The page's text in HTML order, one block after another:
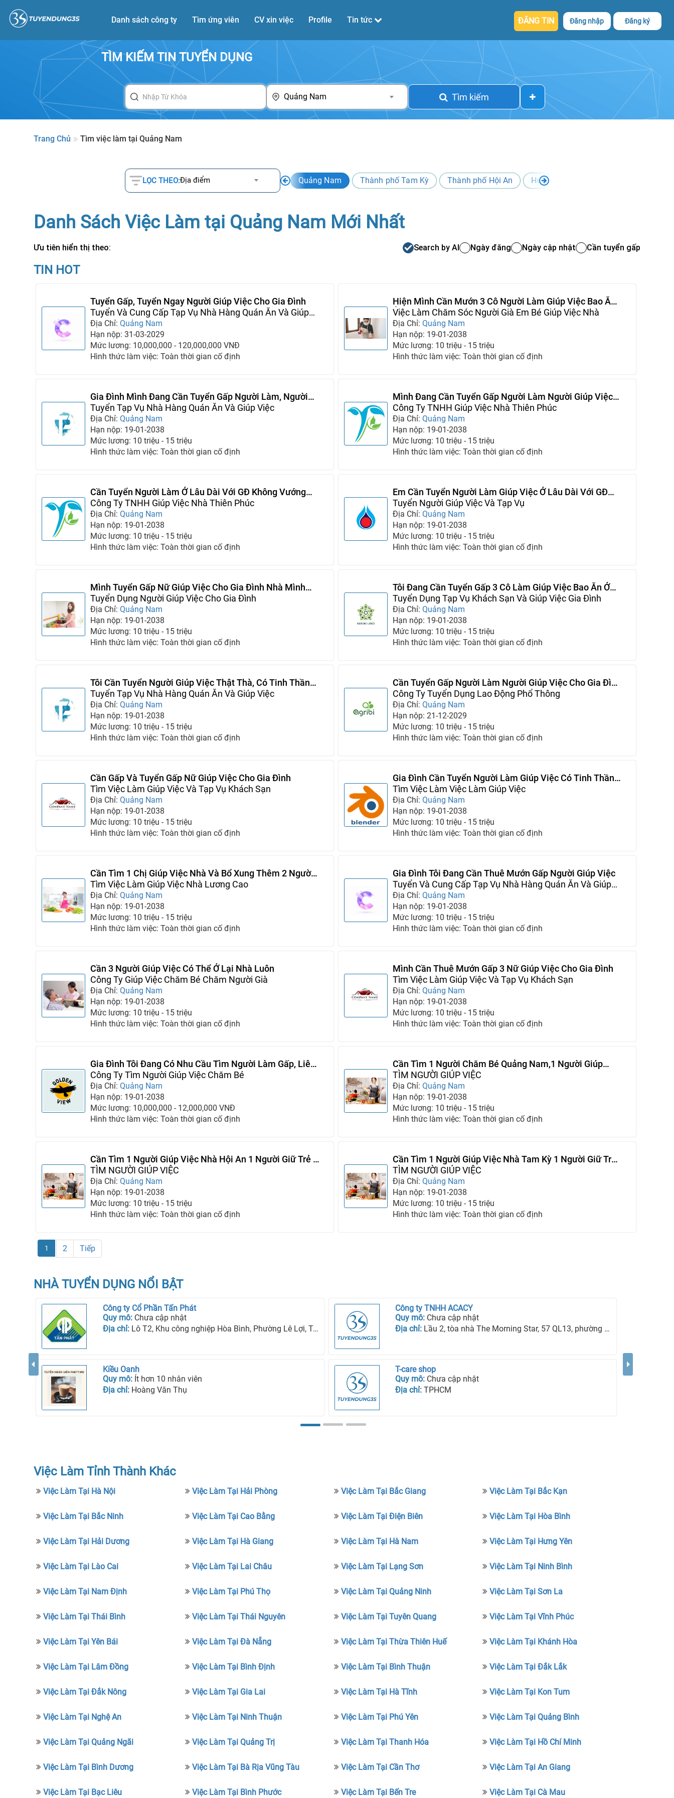
Danh sách công ty Tìm ứng viên CV xin việc Profile Tin tức ĐĂNG TIN Đăng nhập Đăng ký
TÌM KIẾM TIN TUYỂN DỤNG
Quảng Nam Tìm kiếm
Trang Chủ Tìm việc làm tại Quảng Nam
LỌC THEO:Địa điểm Quảng Nam Thành phố Tam Kỳ Thành phố Hội An Huyện Tây Giang
Danh Sách Việc Làm tại Quảng Nam Mới Nhất
Ưu tiên hiển thị theo: Search by AI Ngày đăng Ngày cập nhật Cần tuyển gấp
TIN HOT
Tuyển Gấp, Tuyển Ngay Người Giúp Việc Cho Gia Đình
Tuyển Và Cung Cấp Tạp Vụ Nhà Hàng Quán Ăn Và Giúp
Việc
Địa Chỉ:Quảng Nam
Hạn nộp: 31-03-2029
Mức lương: 10,000,000 - 120,000,000 VNĐ
Hình thức làm việc: Toàn thời gian cố định
Hiện Mình Cần Mướn 3 Cô Người Làm Giúp Việc Bao Ăn
Ở
Việc Làm Chăm Sóc Người Già Em Bé Giúp Việc Nhà
Địa Chỉ: Quảng Nam
Hạn nộp: 19-01-2038
Mức lương: 10 triệu - 15 triệu
Hình thức làm việc: Toàn thời gian cố định
Gia Đình Mình Đang Cần Tuyển Gấp Người Làm, Người
Giúp Việc
Tuyển Tạp Vụ Nhà Hàng Quán Ăn Và Giúp Việc
Địa Chỉ:Quảng Nam
Hạn nộp: 19-01-2038
Mức lương: 10 triệu - 15 triệu
Hình thức làm việc: Toàn thời gian cố định
Mình Đang Cần Tuyển Gấp Người Làm Người Giúp Việc
Cho Gia Đình Mình
Công Ty TNHH Giúp Việc Nhà Thiên Phúc
Địa Chỉ: Quảng Nam
Hạn nộp: 19-01-2038
Mức lương: 10 triệu - 15 triệu
Hình thức làm việc: Toàn thời gian cố định
Cần Tuyển Người Làm Ở Lâu Dài Với GĐ Không Vướng
Bận
Công Ty TNHH Giúp Việc Nhà Thiên Phúc
Địa Chỉ:Quảng Nam
Hạn nộp: 19-01-2038
Mức lương: 10 triệu - 15 triệu
Hình thức làm việc: Toàn thời gian cố định
Em Cần Tuyển Người Làm Giúp Việc Ở Lâu Dài Với GĐ
Không Vướng Bận
Tuyển Người Giúp Việc Và Tạp Vụ
Địa Chỉ: Quảng Nam
Hạn nộp: 19-01-2038
Mức lương: 10 triệu - 15 triệu
Hình thức làm việc: Toàn thời gian cố định
Mình Tuyển Gấp Nữ Giúp Việc Cho Gia Đình Nhà Mình
Trong Tháng Này
Tuyển Dụng Người Giúp Việc Cho Gia Đình
Địa Chỉ:Quảng Nam
Hạn nộp: 19-01-2038
Mức lương: 10 triệu - 15 triệu
Hình thức làm việc: Toàn thời gian cố định
Tôi Đang Cần Tuyển Gấp 3 Cô Làm Giúp Việc Bao Ăn Ở
Lại Tại Gia Đình Tôi
Tuyển Dụng Tạp Vụ Khách Sạn Và Giúp Việc Gia Đình
Địa Chỉ: Quảng Nam
Hạn nộp: 19-01-2038
Mức lương: 10 triệu - 15 triệu
Hình thức làm việc: Toàn thời gian cố định
Tôi Cần Tuyển Người Giúp Việc Thật Thà, Có Tinh Thần
Cho Nhà Tôi
Tuyển Tạp Vụ Nhà Hàng Quán Ăn Và Giúp Việc
Địa Chỉ:Quảng Nam
Hạn nộp: 19-01-2038
Mức lương: 10 triệu - 15 triệu
Hình thức làm việc: Toàn thời gian cố định
Cần Tuyển Gấp Người Làm Người Giúp Việc Cho Gia Đình
Mình
Công Ty Tuyển Dụng Lao Động Phổ Thông
Địa Chỉ: Quảng Nam
Hạn nộp: 21-12-2029
Mức lương: 10 triệu - 15 triệu
Hình thức làm việc: Toàn thời gian cố định
Cần Gấp Và Tuyển Gấp Nữ Giúp Việc Cho Gia Đình
Tìm Việc Làm Giúp Việc Và Tạp Vụ Khách Sạn
Địa Chỉ:Quảng Nam
Hạn nộp: 19-01-2038
Mức lương: 10 triệu - 15 triệu
Hình thức làm việc: Toàn thời gian cố định
Gia Đình Cần Tuyển Người Làm Giúp Việc Có Tinh Thần
Làm Việc Lâu Dài
Tìm Việc Làm Việc Làm Giúp Việc
Địa Chỉ: Quảng Nam
Hạn nộp: 19-01-2038
Mức lương: 10 triệu - 15 triệu
Hình thức làm việc: Toàn thời gian cố định
Cần Tìm 1 Chị Giúp Việc Nhà Và Bổ Xung Thêm 2 Người
Giúp Việc
Tìm Việc Làm Giúp Việc Nhà Lương Cao
Địa Chỉ:Quảng Nam
Hạn nộp: 19-01-2038
Mức lương: 10 triệu - 15 triệu
Hình thức làm việc: Toàn thời gian cố định
Gia Đình Tôi Đang Cần Thuê Mướn Gấp Người Giúp Việc
Tuyển Và Cung Cấp Tạp Vụ Nhà Hàng Quán Ăn Và Giúp
Việc
Địa Chỉ: Quảng Nam
Hạn nộp: 19-01-2038
Mức lương: 10 triệu - 15 triệu
Hình thức làm việc: Toàn thời gian cố định
Cần 3 Người Giúp Việc Có Thể Ở Lại Nhà Luôn
Công Ty Giúp Việc Chăm Bé Chăm Người Già
Địa Chỉ:Quảng Nam
Hạn nộp: 19-01-2038
Mức lương: 10 triệu - 15 triệu
Hình thức làm việc: Toàn thời gian cố định
Mình Cần Thuê Mướn Gấp 3 Nữ Giúp Việc Cho Gia Đình
Tìm Việc Làm Giúp Việc Và Tạp Vụ Khách Sạn
Địa Chỉ: Quảng Nam
Hạn nộp: 19-01-2038
Mức lương: 10 triệu - 15 triệu
Hình thức làm việc: Toàn thời gian cố định
Gia Đình Tôi Đang Có Nhu Cầu Tìm Người Làm Gấp, Liên
Hệ Ngay ☎️
Công Ty Tìm Người Giúp Việc Chăm Bé
Địa Chỉ:Quảng Nam
Hạn nộp: 19-01-2038
Mức lương: 10,000,000 - 12,000,000 VNĐ
Hình thức làm việc: Toàn thời gian cố định
Cần Tìm 1 Người Chăm Bé Quảng Nam,1 Người Giúp
Việc Nhà,1 Người Chăm Người Gìa
TÌM NGƯỜI GIÚP VIỆC
Địa Chỉ: Quảng Nam
Hạn nộp: 19-01-2038
Mức lương: 10 triệu - 15 triệu
Hình thức làm việc: Toàn thời gian cố định
Cần Tìm 1 Người Giúp Việc Nhà Hội An 1 Người Giữ Trẻ 1
Người Chăm Bà
TÌM NGƯỜI GIÚP VIỆC
Địa Chỉ:Quảng Nam
Hạn nộp: 19-01-2038
Mức lương: 10 triệu - 15 triệu
Hình thức làm việc: Toàn thời gian cố định
Cần Tìm 1 Người Giúp Việc Nhà Tam Kỳ 1 Người Giữ Trẻ
1 Người Chăm Bà
TÌM NGƯỜI GIÚP VIỆC
Địa Chỉ: Quảng Nam
Hạn nộp: 19-01-2038
Mức lương: 10 triệu - 15 triệu
Hình thức làm việc: Toàn thời gian cố định
1 2 Tiếp
NHÀ TUYỂN DỤNG NỔI BẬT
Công ty Cổ Phần Tấn Phát
Quy mô: Chưa cập nhật
Địa chỉ: Lô T2, Khu công nghiệp Hòa Bình, Phường Lê Lợi, Tp Kon Tum, Tỉnh Kon Tum
Công ty TNHH ACACY
Quy mô: Chưa cập nhật
Địa chỉ: Lầu 2, tòa nhà The Morning Star, 57 QL13, phường 26, quận Bình Thạnh, TP Hồ Chí Minh.
Kiều Oanh
Quy mô: Ít hơn 10 nhân viên
Địa chỉ: Hoàng Văn Thụ
T-care shop
Quy mô: Chưa cập nhật
Địa chỉ: TPHCM
Việc Làm Tỉnh Thành Khác
Việc Làm Tại Hà Nội Việc Làm Tại Hải Phòng Việc Làm Tại Bắc Giang Việc Làm Tại Bắc Kạn
Việc Làm Tại Bắc Ninh Việc Làm Tại Cao Bằng Việc Làm Tại Điện Biên Việc Làm Tại Hòa Bình
Việc Làm Tại Hải Dương Việc Làm Tại Hà Giang Việc Làm Tại Hà Nam Việc Làm Tại Hưng Yên
Việc Làm Tại Lào Cai Việc Làm Tại Lai Châu Việc Làm Tại Lạng Sơn Việc Làm Tại Ninh Bình
Việc Làm Tại Nam Định Việc Làm Tại Phú Thọ Việc Làm Tại Quảng Ninh Việc Làm Tại Sơn La
Việc Làm Tại Thái Bình Việc Làm Tại Thái Nguyên Việc Làm Tại Tuyên Quang Việc Làm Tại Vĩnh Phúc
Việc Làm Tại Yên Bái Việc Làm Tại Đà Nẵng Việc Làm Tại Thừa Thiên Huế Việc Làm Tại Khánh Hòa
Việc Làm Tại Lâm Đồng Việc Làm Tại Bình Định Việc Làm Tại Bình Thuận Việc Làm Tại Đắk Lắk
Việc Làm Tại Đắk Nông Việc Làm Tại Gia Lai Việc Làm Tại Hà Tĩnh Việc Làm Tại Kon Tum
Việc Làm Tại Nghệ An Việc Làm Tại Ninh Thuận Việc Làm Tại Phú Yên Việc Làm Tại Quảng Bình
Việc Làm Tại Quảng Ngãi Việc Làm Tại Quảng Trị Việc Làm Tại Thanh Hóa Việc Làm Tại Hồ Chí Minh
Việc Làm Tại Bình Dương Việc Làm Tại Bà Rịa Vũng Tàu Việc Làm Tại Cần Thơ Việc Làm Tại An Giang
Việc Làm Tại Bạc Liêu Việc Làm Tại Bình Phước Việc Làm Tại Bến Tre Việc Làm Tại Cà Mau